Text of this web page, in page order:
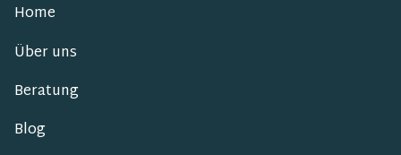
Home
Über uns
Beratung
Blog